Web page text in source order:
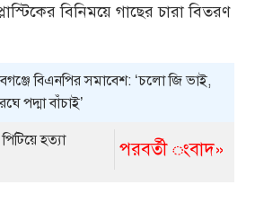
বিনিময়ে গাছের চারা বিতরণ
বিএনপির সমাবেশ: ‘চলো জি ভাই,
পদ্মা বাঁচাই’
পরবর্তী ংবাদ»
হত্যা